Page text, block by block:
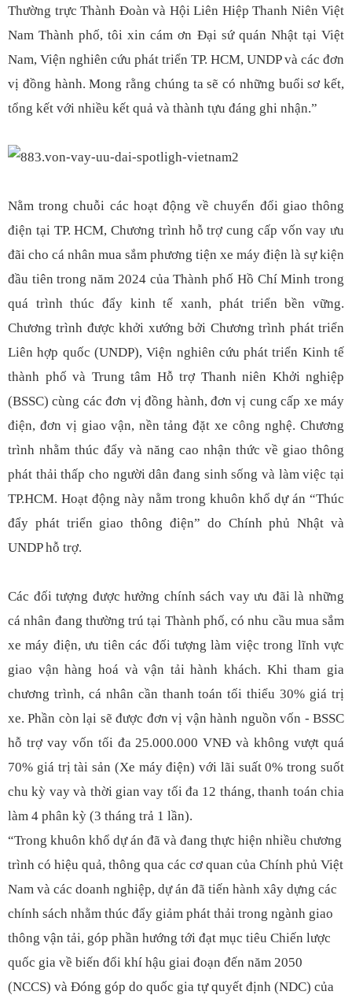
Thường trực Thành Đoàn và Hội Liên Hiệp Thanh Niên Việt
Nam Thành phố, tôi xin cám ơn Đại sứ quán Nhật tại Việt
Nam, Viện nghiên cứu phát triển TP. HCM, UNDP và các đơn
vị đồng hành. Mong rằng chúng ta sẽ có những buổi sơ kết,
tổng kết với nhiều kết quả và thành tựu đáng ghi nhận.”
Nằm trong chuỗi các hoạt động về chuyển đổi giao thông
điện tại TP. HCM, Chương trình hỗ trợ cung cấp vốn vay ưu
đãi cho cá nhân mua sắm phương tiện xe máy điện là sự kiện
đầu tiên trong năm 2024 của Thành phố Hồ Chí Minh trong
quá trình thúc đẩy kinh tế xanh, phát triển bền vững.
Chương trình được khởi xướng bởi Chương trình phát triển
Liên hợp quốc (UNDP), Viện nghiên cứu phát triển Kinh tế
thành phố và Trung tâm Hỗ trợ Thanh niên Khởi nghiệp
(BSSC) cùng các đơn vị đồng hành, đơn vị cung cấp xe máy
điện, đơn vị giao vận, nền tảng đặt xe công nghệ. Chương
trình nhằm thúc đẩy và năng cao nhận thức về giao thông
phát thải thấp cho người dân đang sinh sống và làm việc tại
TP.HCM. Hoạt động này nằm trong khuôn khổ dự án “Thúc
đẩy phát triển giao thông điện” do Chính phủ Nhật và
UNDP hỗ trợ.
Các đối tượng được hưởng chính sách vay ưu đãi là những
cá nhân đang thường trú tại Thành phố, có nhu cầu mua sắm
xe máy điện, ưu tiên các đối tượng làm việc trong lĩnh vực
giao vận hàng hoá và vận tải hành khách. Khi tham gia
chương trình, cá nhân cần thanh toán tối thiểu 30% giá trị
xe. Phần còn lại sẽ được đơn vị vận hành nguồn vốn - BSSC
hỗ trợ vay vốn tối đa 25.000.000 VNĐ và không vượt quá
70% giá trị tài sản (Xe máy điện) với lãi suất 0% trong suốt
chu kỳ vay và thời gian vay tối đa 12 tháng, thanh toán chia
làm 4 phân kỳ (3 tháng trả 1 lần).
“Trong khuôn khổ dự án đã và đang thực hiện nhiều chương
trình có hiệu quả, thông qua các cơ quan của Chính phủ Việt
Nam và các doanh nghiệp, dự án đã tiến hành xây dựng các
chính sách nhằm thúc đẩy giảm phát thải trong ngành giao
thông vận tải, góp phần hướng tới đạt mục tiêu Chiến lược
quốc gia về biến đổi khí hậu giai đoạn đến năm 2050
(NCCS) và Đóng góp do quốc gia tự quyết định (NDC) của